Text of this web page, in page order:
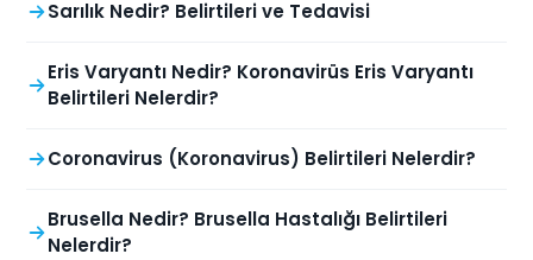
Sarılık Nedir? Belirtileri ve Tedavisi
Eris Varyantı Nedir? Koronavirüs Eris Varyantı
Belirtileri Nelerdir?
Coronavirus (Koronavirus) Belirtileri Nelerdir?
Brusella Nedir? Brusella Hastalığı Belirtileri
Nelerdir?